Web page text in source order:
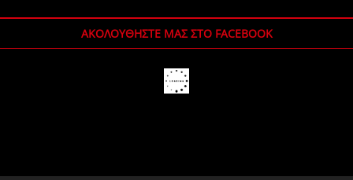
ΑΚΟΛΟΥΘΉΣΤΕ ΜΑΣ ΣΤΟ FACEBOOK